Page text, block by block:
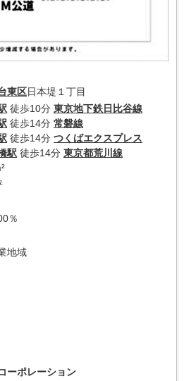
東区日本堤１丁目
徒歩10分 東京地下鉄日比谷線
徒歩14分 常磐線
徒歩14分 つくばエクスプレス
駅 徒歩14分 東京都荒川線
％
地域
ーポレーション